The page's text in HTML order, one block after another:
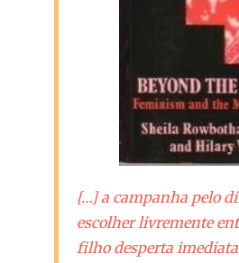
[…] a campanha pelo
escolher livremente
filho desperta